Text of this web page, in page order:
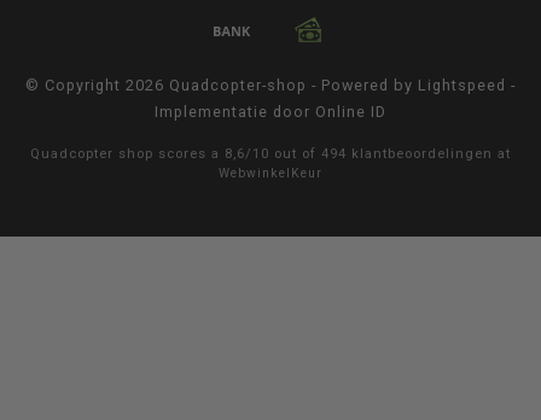
© Copyright 2026 Quadcopter-shop - Powered by Lightspeed -
Implementatie door Online ID
Quadcopter shop scores a 8,6/ 10 out of 494 klantbeoordelingen at
WebwinkelKeur